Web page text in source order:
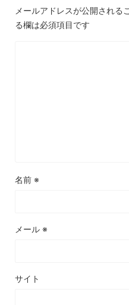
メールアドレスが公開される
る欄は必須項目です
名前 ※
メール ※
サイト